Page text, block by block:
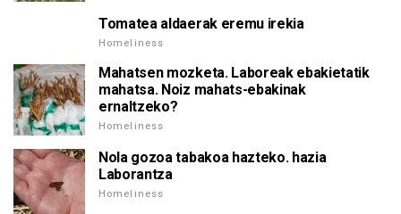
Tomatea aldaerak eremu irekia
Homeliness
Mahatsen mozketa. Laboreak ebakietatik
mahatsa. Noiz mahats-ebakinak
ernaltzeko?
Homeliness
Nola gozoa tabakoa hazteko. hazia
Laborantza
Homeliness